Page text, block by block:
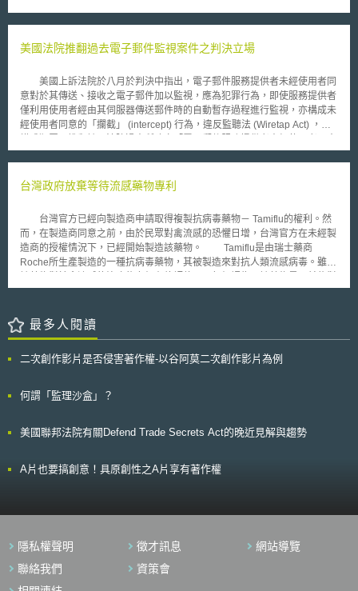
無論在資金面、政策面及法律層面均有積極作為，在強化歐盟RIs同時促進
未來仍會持續推動各個重要研發領域的ERIC，ERIC對於整合歐盟各國重大
產權，以下同)海關保護規範和配套措施。企業可透過海關保護的行政力
仿冒品案件的損害達到一定金額時，海關會主動將案件移送刑事公安部門，
而從製假源頭開始打擊仿冒品。建議企業可妥善利用知識產權海關保護措
施，以達成降低仿冒品擴散海外的風險。 壹、事件摘要 企業啟動知識
產權海關保護措施有兩種方式，其一為事先將欲受保護之知識產權於「知識
產權海關保護系統」中備案，其二為由企業自行監控仿冒品進出口情形，針
對個案提出扣留申請。 第一種方式，權利人將知識產權在海關備案系
出口貨物。當海關發現有疑似侵權的產品欲通關時，會主動將貨物扣留並通
確有侵權疑慮，再向海關申請扣留該批貨物。扣留後海關即會調查貨物是否
案。 第二種方式，若企業未事先於知識產權海關保護系統中備案，則
可於發現仿冒貨品進出口的資訊後，個案向海關提出扣留申請[1]。權利人申
請海關扣留，應繳納與貨物等值的擔保金[2]，提出申請書、證明文件[3]及足
以證明侵權事實明顯存在的證據，證明貨物即將進出口且未經許可使用了其
知識產權，始可向海關申請扣留貨物。海關依權利人的申請而扣留貨物後，
不會調查該批貨品究竟侵權與否，而是留待權利人自行調查並該批仿冒品的
物。 對企業而言，自行花時間成本監控是否有仿冒貨物進出口是較為
困難且成效有限的。中國大陸各地關口甚多，可能因無法確切掌握仿冒品進
統計，查獲仿冒品的方式中，經權利人登錄備案而海關依職權扣留仿冒品的
依職權查緝扣留仿冒品的成效，遠超過企業自行查緝仿冒品進出口後申請扣
權海關備案，讓海關主動依職權查扣仿冒品，為企業減少日常監控所花費的
應於企業內部建立備案的相關因應機制，避免因未及達成海關扣留程序上的
要求，而讓海關放行仿冒品，無法達成海關備案的目的。本文以下介紹企業
灣稱為被授權人，以下同)提出的備案申請，但是被許可人可以作為代理人
代表權利人申請備案。中國大陸地區以外的權利人，則必須委託境內的自然
人、法人或者其他組織（例如境外權利人在境內設立的辦事機構）向海關總
美國法院推翻過去電子郵件監視案件之判決立場
美國上訴法院於八月於判決中指出，電子郵件服務提供者未經使用者同
意對於其傳送、接收之電子郵件加以監視，應為犯罪行為，即使服務提供者
僅利用使用者經由其伺服器傳送郵件時的自動暫存過程進行監視，亦構成未
經使用者同意的「攔截」 (intercept) 行為，違反監聽法 (Wiretap Act) ，而
監視使用者電子郵件通訊，不屬違反監聽法之犯罪行為」的立場。 被
之 Interloc Inc. 的副總裁，該公司給與其顧客含有 "interloc.com" 網域名稱
務行為，本案起因於 1998 年 Bradford 指示該公司雇員透過修改郵件接收
程序之方式，攔截並拷貝所有服務使用者與其競爭對手亞馬遜網路書店
(Amazon.com) 間的電子郵件通訊，亦即，所有來自 Amazon.com 的信件
到達伺服器時，由於程式的運作，該信件於寄至使用者信箱前會先行複製，
由 Interloc 公司員工加以閱讀。 本上訴法院之判決，乃針對電子郵件的
台灣政府放棄等待流感藥物專利
台灣官方已經向製造商申請取得複製抗病毒藥物－ Tamiflu的權利。然
而，在製造商同意之前，由於民眾對禽流感的恐懼日增，台灣官方在未經製
造商的授權情況下，已經開始製造該藥物。 Tamiflu是由瑞士藥商
Roche所生產製造的一種抗病毒藥物，其被製造來對抗人類流感病毒。雖然
抗禽流感的最佳選擇。 自 2003年12月起，禽流感已經在亞洲造成至少
的病例傳出，政府仍決定未雨綢繆，先行研製Tamiflu的非專利藥。台灣官
方宣稱將製造6公斤的Tamiflu非專利藥，以維持足夠的庫存，並且該藥物將
釋出最大善意，希望該公司能儘早授權台灣官方製造Tamiflu，以確保台灣
請求該藥物的製造權利，盡力降低這場恐怖的流感風暴所造成的傷害。
最多人閱讀
二次創作影片是否侵害著作權-以谷阿莫二次創作影片為例
何謂「監理沙盒」？
美國聯邦法院有關Defend Trade Secrets Act的晚近見解與趨勢
A片也要搞創意！具原創性之A片享有著作權
隱私權聲明 徵才訊息
網站導覽
聯絡我們
資策會